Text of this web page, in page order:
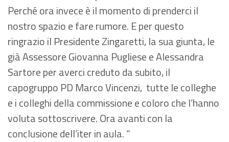
Perché ora invece è il momento di prenderci il
nostro spazio e fare rumore. E per questo
ringrazio il Presidente Zingaretti, la sua giunta, le
già Assessore Giovanna Pugliese e Alessandra
Sartore per averci creduto da subito, il
capogruppo PD Marco Vincenzi, tutte le colleghe
e i colleghi della commissione e coloro che l’hanno
voluta sottoscrivere. Ora avanti con la
conclusione dell’iter in aula. ”